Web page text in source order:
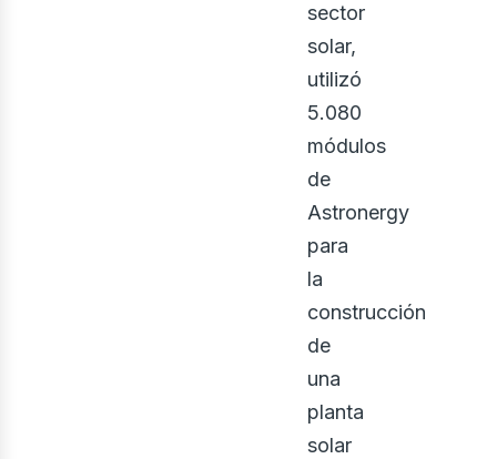
sector
solar,
utilizó
5.080
módulos
de
Astronergy
para
la
construcción
de
una
planta
solar